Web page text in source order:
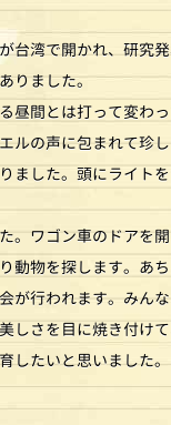
台湾で開かれ、研究
りました。
昼間とは打って変わ
ルの声に包まれて珍
ました。頭にライト
。ワゴン車のドアを
動物を探します。あ
が行われます。みん
しさを目に焼き付け
したいと思いました。